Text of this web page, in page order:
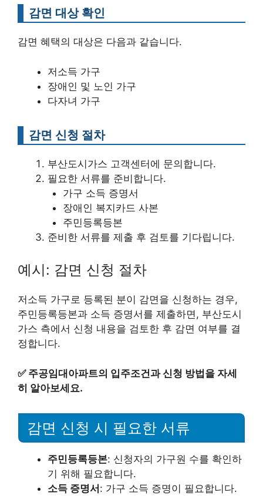
감면 대상 확인
감면 혜택의 대상은 다음과 같습니다.
저소득 가구
장애인 및 노인 가구
다자녀 가구
감면 신청 절차
부산도시가스 고객센터에 문의합니다.
필요한 서류를 준비합니다.
가구 소득 증명서
장애인 복지카드 사본
주민등록등본
준비한 서류를 제출 후 검토를 기다립니다.
예시: 감면 신청 절차
저소득 가구로 등록된 분이 감면을 신청하는 경우,
주민등록등본과 소득 증명서를 제출하면, 부산도시
가스 측에서 신청 내용을 검토한 후 감면 여부를 결
정합니다.
✅ 주공임대아파트의 입주조건과 신청 방법을 자세
히 알아보세요.
감면 신청 시 필요한 서류
주민등록등본: 신청자의 가구원 수를 확인하
기 위해 필요합니다.
소득 증명서: 가구 소득 증명이 필요합니다.